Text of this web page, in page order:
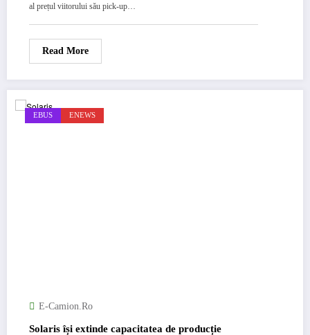
al prețul viitorului său pick-up…
Read More
EBUS ENEWS
E-Camion.ro
Solaris își extinde capacitatea de producție